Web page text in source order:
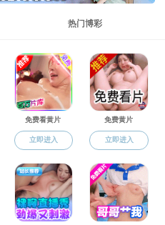
教工之家